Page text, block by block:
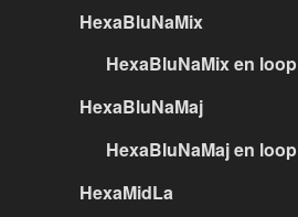
HexaBluNaMix
HexaBluNaMix en loop
HexaBluNaMaj
HexaBluNaMaj en loop
HexaMidLa